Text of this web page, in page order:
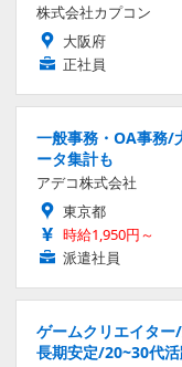
株式会社カプコン
大阪府
正社員
一般事務・OA事務/
ータ集計も
アデコ株式会社
東京都
時給1,950円～
派遣社員
ゲームクリエイタ
長期安定/20~30代